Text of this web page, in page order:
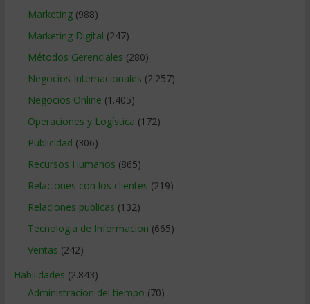
Marketing(988)
Marketing Digital (247)
Métodos Gerenciales (280)
Negocios Internacionales (2.257)
Negocios Online (1.405)
Operaciones y Logística (172)
Publicidad (306)
Recursos Humanos (865)
Relaciones con los clientes (219)
Relaciones publicas (132)
Tecnologia de Informacion (665)
Ventas (242)
Habilidades (2.843)
Administracion del tiempo (70)